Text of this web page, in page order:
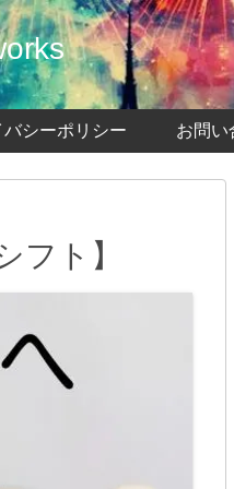
バシーポリシー お問い
フト】